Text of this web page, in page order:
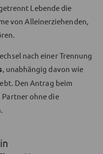
Lebende die
von Alleinerziehenden,
nach einer Trennung
, unabhängig davon wie
Den Antrag beim
Partner ohne die